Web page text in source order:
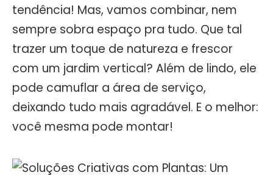
tendência! Mas, vamos combinar, nem
sempre sobra espaço pra tudo. Que tal
trazer um toque de natureza e frescor
com um jardim vertical? Além de lindo, ele
pode camuflar a área de serviço,
deixando tudo mais agradável. E o melhor:
você mesma pode montar!